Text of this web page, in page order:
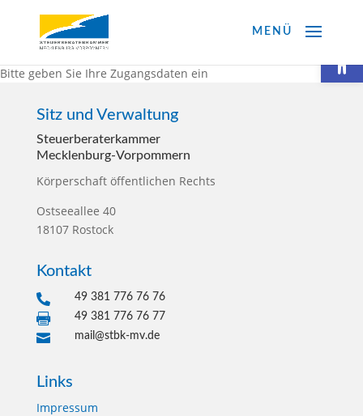
Bitte geben Sie Ihre Zugangsdaten ein
Sitz und Verwaltung
Steuerberater­kammer
Mecklenburg-Vorpommern
Körperschaft öffentlichen Rechts
Ostseeallee 40
18107 Rostock
Kontakt
 49 381 776 76 76
 49 381 776 76 77
 mail@stbk-mv.de
Links
Impressum